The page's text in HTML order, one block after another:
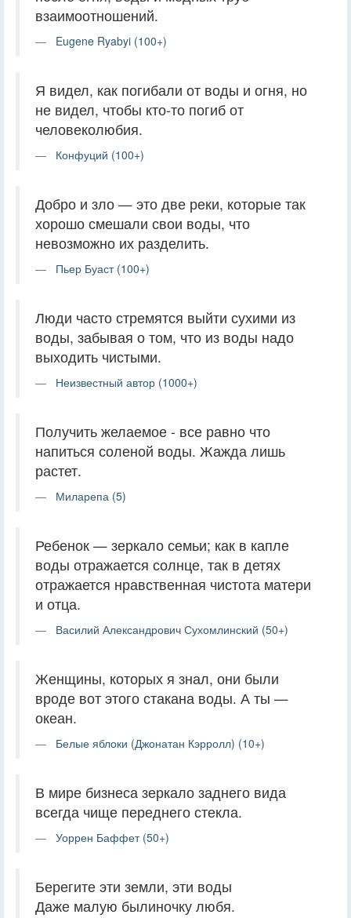
взаимоотношений.
Eugene Ryabyi (100+)
Я видел, как погибали от воды и огня, но
не видел, чтобы кто-то погиб от
человеколюбия.
Конфуций (100+)
Добро и зло — это две реки, которые так
хорошо смешали свои воды, что
невозможно их разделить.
Пьер Буаст (100+)
Люди часто стремятся выйти сухими из
воды, забывая о том, что из воды надо
выходить чистыми.
Неизвестный автор (1000+)
Получить желаемое - все равно что
напиться соленой воды. Жажда лишь
растет.
Миларепа (5)
Ребенок — зеркало семьи; как в капле
воды отражается солнце, так в детях
отражается нравственная чистота матери
и отца.
Василий Александрович Сухомлинский (50+)
Женщины, которых я знал, они были
вроде вот этого стакана воды. А ты —
океан.
Белые яблоки (Джонатан Кэрролл) (10+)
В мире бизнеса зеркало заднего вида
всегда чище переднего стекла.
Уоррен Баффет (50+)
Берегите эти земли, эти воды
Даже малую былиночку любя.